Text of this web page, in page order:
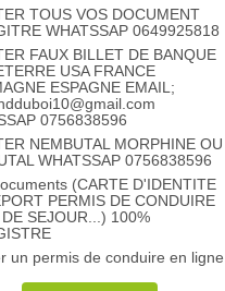
TOUS VOS DOCUMENT
WHATSSAP 0649925818
FAUX BILLET DE BANQUE
USA FRANCE
ESPAGNE EMAIL;
0756838596
NEMBUTAL MORPHINE OU
WHATSSAP 0756838596
(CARTE D'IDENTITE
PERMIS DE CONDUIRE
SEJOUR...) 100%
un permis de conduire en ligne